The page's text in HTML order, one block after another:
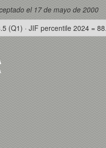
el 17 de mayo de 2000
(Q1) · JIF percentile 2024 =